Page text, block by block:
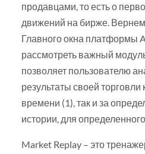
продавцами, то есть о
движений на бирже.
Главного окна платформы
рассмотреть важный
позволяет пользователю
результаты своей торговли
времени (1), так и за
истории, для
Market Replay – это